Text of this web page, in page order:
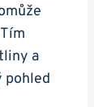
a
pohled